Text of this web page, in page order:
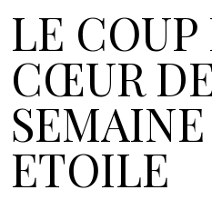
LE COUP
CŒUR
ETOILE